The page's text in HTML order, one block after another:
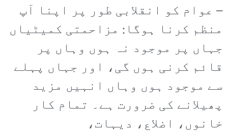
– عوام کو انقلابی طور پر اپنا آپ
منظم کرنا ہوگا: مزاحمتی کمیٹیاں
جہاں پر موجود نہ ہوں وہاں پر
قائم کرنی ہوں گی، اور جہاں پہلے
سے موجود ہوں وہاں انہیں مزید
پھیلانے کی ضرورت ہے۔ تمام کار
خانوں، اضلاع، دیہات،